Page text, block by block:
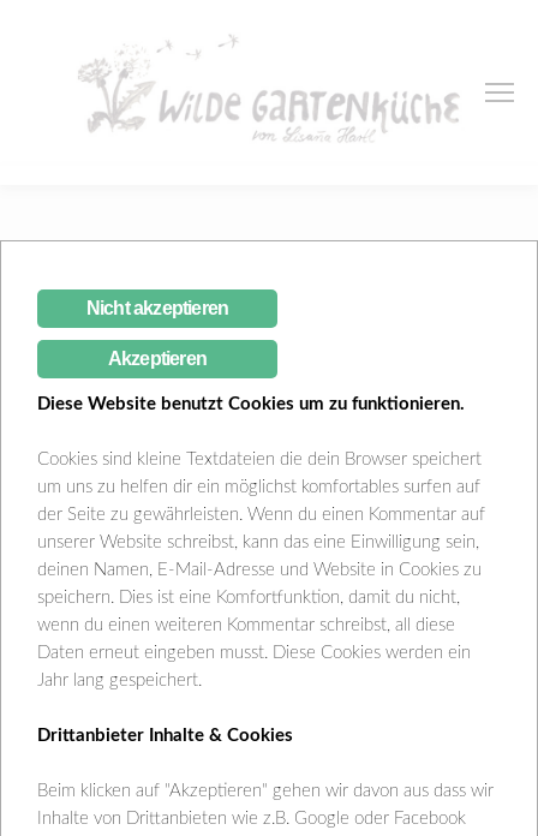
Monthly Archive
1 Entry in: April 2021
Hefezopf
Lisana Hartl April 1, 2021 Blog,Küche 4 Comments
Nicht akzeptieren
Akzeptieren
Diese Website benutzt Cookies um zu funktionieren.
Cookies sind kleine Textdateien die dein Browser speichert
um uns zu helfen dir ein möglichst komfortables surfen auf
der Seite zu gewährleisten. Wenn du einen Kommentar auf
unserer Website schreibst, kann das eine Einwilligung sein,
deinen Namen, E-Mail-Adresse und Website in Cookies zu
speichern. Dies ist eine Komfortfunktion, damit du nicht,
wenn du einen weiteren Kommentar schreibst, all diese
Daten erneut eingeben musst. Diese Cookies werden ein
Jahr lang gespeichert.
Drittanbieter Inhalte & Cookies
Beim klicken auf "Akzeptieren" gehen wir davon aus dass wir
Inhalte von Drittanbieten wie z.B. Google oder Facebook